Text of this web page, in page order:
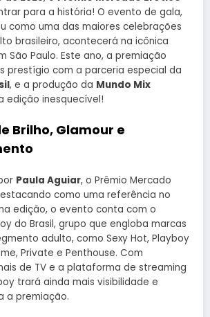
para a história! O evento de gala,
como uma das maiores celebrações
brasileiro, acontecerá na icônica
São Paulo. Este ano, a premiação
prestígio com a parceria especial da
, e a produção da Mundo Mix
edição inesquecível!
Brilho, Glamour e
Paula Aguiar, o Prêmio Mercado
como uma referência no
edição, o evento conta com o
do Brasil, grupo que engloba marcas
adulto, como Sexy Hot, Playboy
Private e Penthouse. Com
de TV e a plataforma de streaming
trará ainda mais visibilidade e
a premiação.